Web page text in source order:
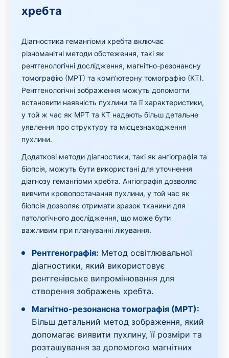
хребта
Діагностика гемангіоми хребта включає
різноманітні методи обстеження, такі як
рентгенологічні дослідження, магнітно-резонансну
томографію (МРТ) та комп’ютерну томографію (КТ).
Рентгенологічні зображення можуть допомогти
встановити наявність пухлини та її характеристики,
у той ж час як МРТ та КТ надають більш детальне
уявлення про структуру та місцезнаходження
пухлини.
Додаткові методи діагностики, такі як ангіографія та
біопсія, можуть бути використані для уточнення
діагнозу гемангіоми хребта. Ангіографія дозволяє
вивчити кровопостачання пухлини, у той час як
біопсія дозволяє отримати зразок тканини для
патологічного дослідження, що може бути
важливим при плануванні лікування.
Рентгенографія: Метод освітлювальної
діагностики, який використовує
рентгенівське випромінювання для
створення зображень хребта.
Магнітно-резонансна томографія (МРТ):
Більш детальний метод зображення, який
допомагає виявити пухлину, її розміри та
розташування за допомогою магнітних